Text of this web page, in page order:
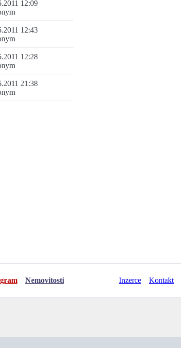
12:09
12:43
12:28
21:38
Nemovitosti Inzerce Kontakt